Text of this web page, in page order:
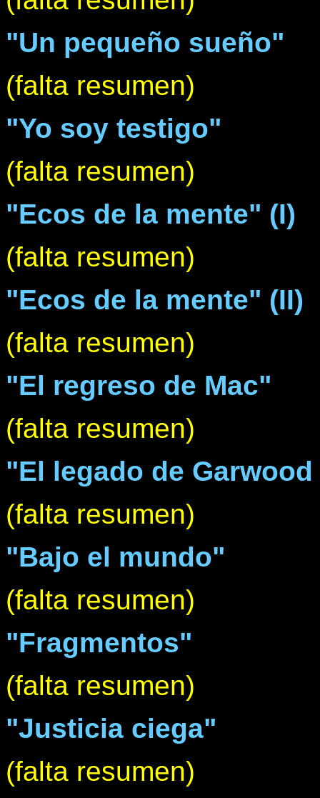
"Un pequeño sueño"
(falta resumen)
"Yo soy testigo"
(falta resumen)
"Ecos de la mente" (I)
(falta resumen)
"Ecos de la mente" (II)
(falta resumen)
"El regreso de Mac"
(falta resumen)
"El legado de
(falta resumen)
"Bajo el mundo"
(falta resumen)
"Fragmentos"
(falta resumen)
"Justicia ciega"
(falta resumen)